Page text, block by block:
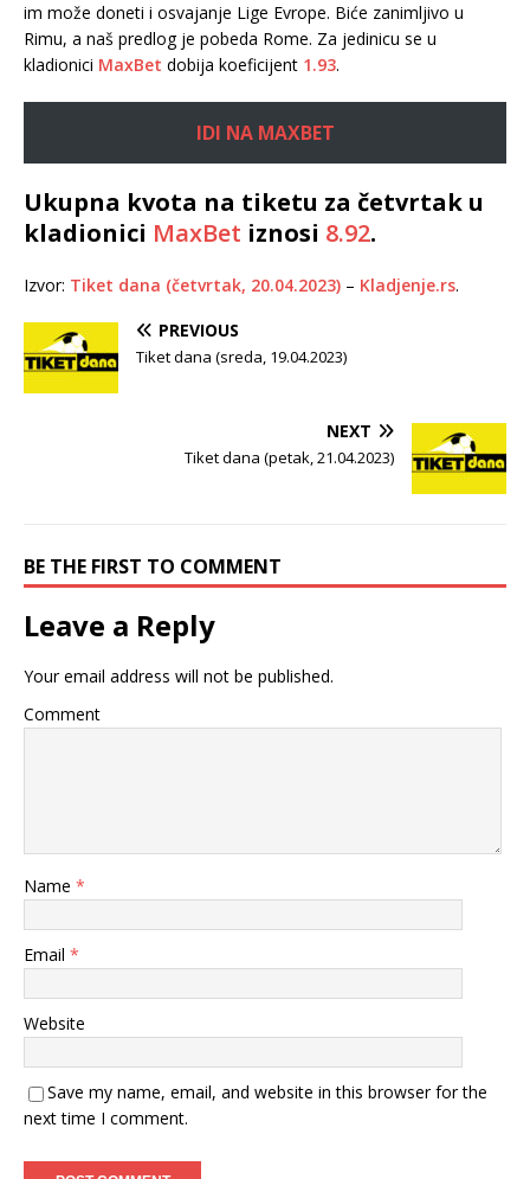
im može doneti i osvajanje Lige Evrope. Biće zanimljivo u
Rimu, a naš predlog je pobeda Rome. Za jedinicu se u
kladionici MaxBet dobija koeficijent 1.93.
IDI NA MAXBET
Ukupna kvota na tiketu za četvrtak u
kladionici MaxBet iznosi 8.92.
Izvor: Tiket dana (četvrtak, 20.04.2023) – Kladjenje.rs.
PREVIOUS
Tiket dana (sreda, 19.04.2023)
NEXT
Tiket dana (petak, 21.04.2023)
BE THE FIRST TO COMMENT
Leave a Reply
Your email address will not be published.
Comment
Name *
Email *
Website
Save my name, email, and website in this browser for the
next time I comment.